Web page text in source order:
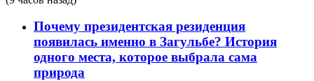
Почему президентская резиденция
появилась именно в Загульбе? История
одного места, которое выбрала сама
природа